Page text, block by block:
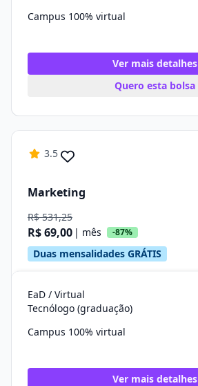
Campus 100% virtual
Ver mais detalhes
Quero esta bolsa
3.5
Marketing
R$ 531,25
R$ 69,00 | mês -87%
Duas mensalidades GRÁTIS
EaD / Virtual
Tecnólogo (graduação)
Campus 100% virtual
Ver mais detalhes